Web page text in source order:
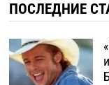
ПОСЛЕДНИЕ